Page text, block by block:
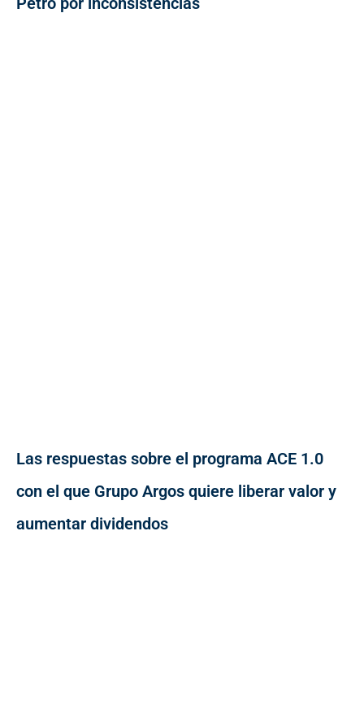
Las respuestas sobre el programa ACE 1.0
con el que Grupo Argos quiere liberar valor y
aumentar dividendos